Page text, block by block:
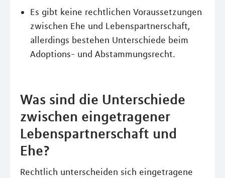
Es gibt keine rechtlichen Voraussetzungen
zwischen Ehe und Lebenspartnerschaft,
allerdings bestehen Unterschiede beim
Adoptions- und Abstammungsrecht.
Was sind die Unterschiede
zwischen eingetragener
Lebenspartnerschaft und
Ehe?
Rechtlich unterscheiden sich eingetragene